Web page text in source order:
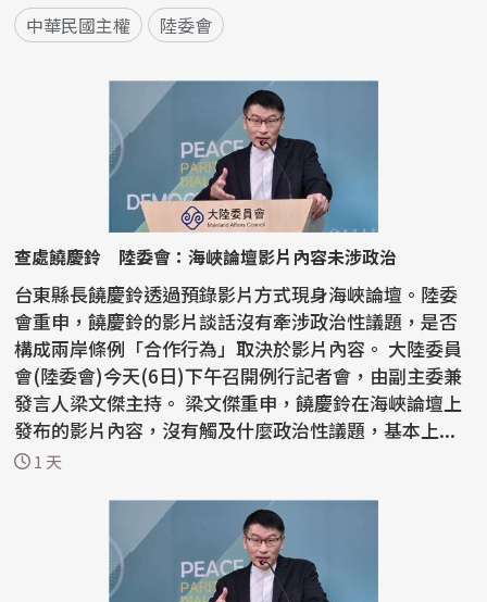
中華民國主權 陸委會
查處饒慶鈴 陸委會：海峽論壇影片內容未涉政治
台東縣長饒慶鈴透過預錄影片方式現身海峽論壇。陸委
會重申，饒慶鈴的影片談話沒有牽涉政治性議題，是否
構成兩岸條例「合作行為」取決於影片內容。 大陸委員
會(陸委會)今天(6日)下午召開例行記者會，由副主委兼
發言人梁文傑主持。 梁文傑重申，饒慶鈴在海峽論壇上
發布的影片內容，沒有觸及什麼政治性議題，基本上...
1 天